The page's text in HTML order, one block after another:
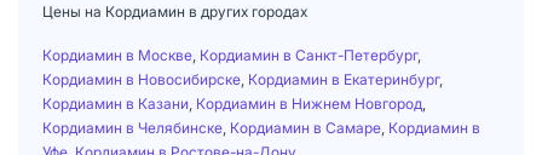
Цены на Кордиамин в других городах
Кордиамин в Москве Кордиамин в Санкт-Петербург,
Кордиамин в Новосибирске Кордиамин в Екатеринбург,
Кордиамин в Казани Кордиамин в Нижнем Новгород
Кордиамин в Челябинске Кордиамин в Самаре Кордиамин в